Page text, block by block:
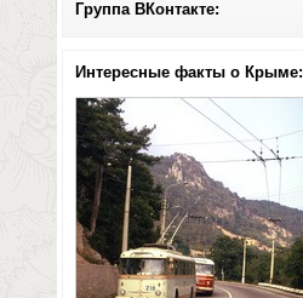
Группа ВКонтакте:
Интересные факты о Крыме: